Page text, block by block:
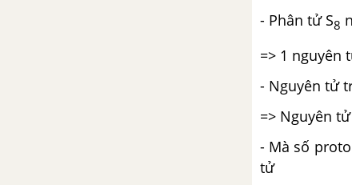
- Phân tử S8
=> 1 nguyên
- Nguyên tử
=> Nguyên
- Mà số
tử